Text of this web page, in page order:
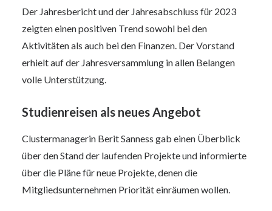
Der Jahresbericht und der Jahresabschluss für 2023
zeigten einen positiven Trend sowohl bei den
Aktivitäten als auch bei den Finanzen. Der Vorstand
erhielt auf der Jahresversammlung in allen Belangen
volle Unterstützung.
Studienreisen als neues Angebot
Clustermanagerin Berit Sanness gab einen Überblick
über den Stand der laufenden Projekte und informierte
über die Pläne für neue Projekte, denen die
Mitgliedsunternehmen Priorität einräumen wollen.